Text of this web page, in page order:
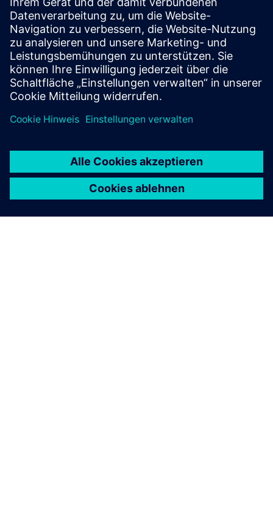
modulare Produktionsanlage für Wasserstoffelektrolyseure
im Gigawattbereich konzipiert, entwickelt und funktionell
getestet werden.
Holen Sie sich mehr Informationen